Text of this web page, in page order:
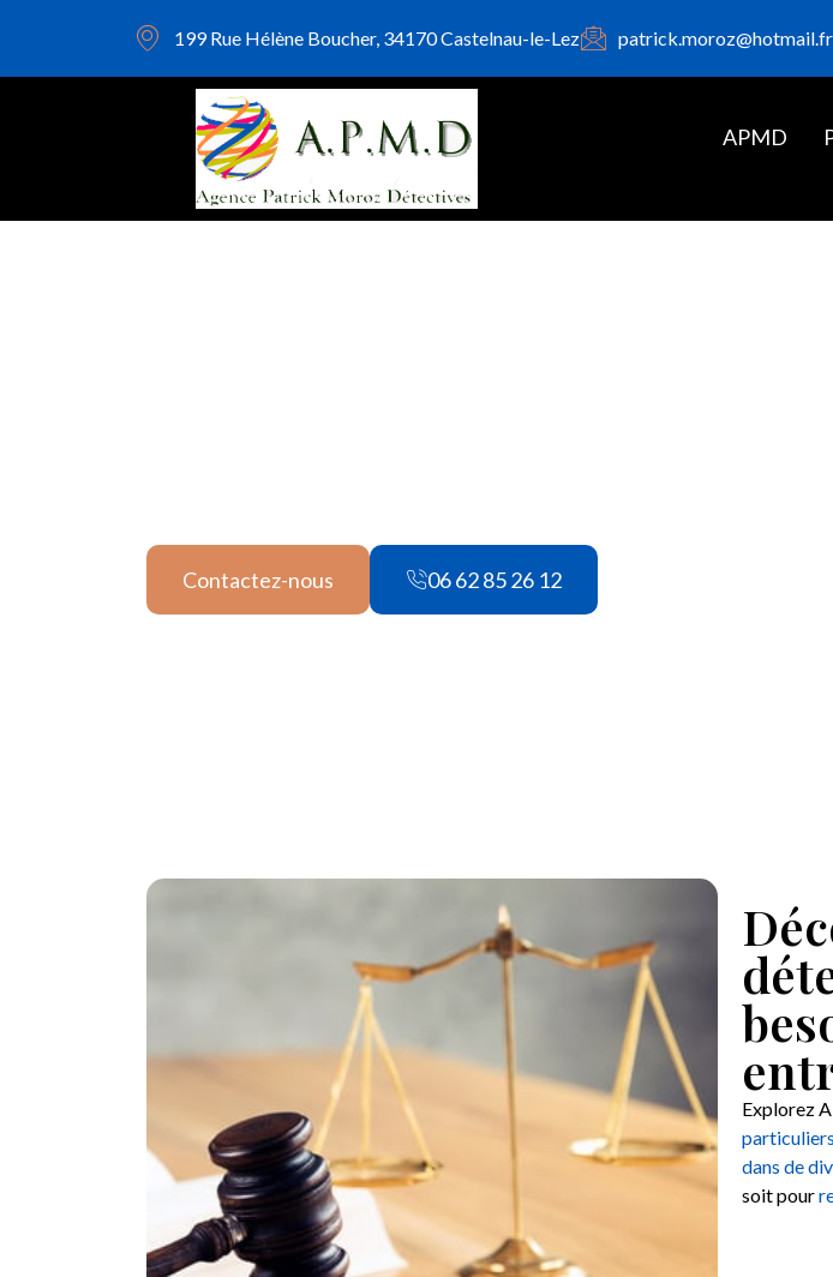
199 Rue Hélène Boucher, 34170 Castelnau-le-Lez patrick.moroz@hotmail.fr
APMD
Contactez-nous 06 62 85 26 12
Explorez
particuliers
dans de
soit pour